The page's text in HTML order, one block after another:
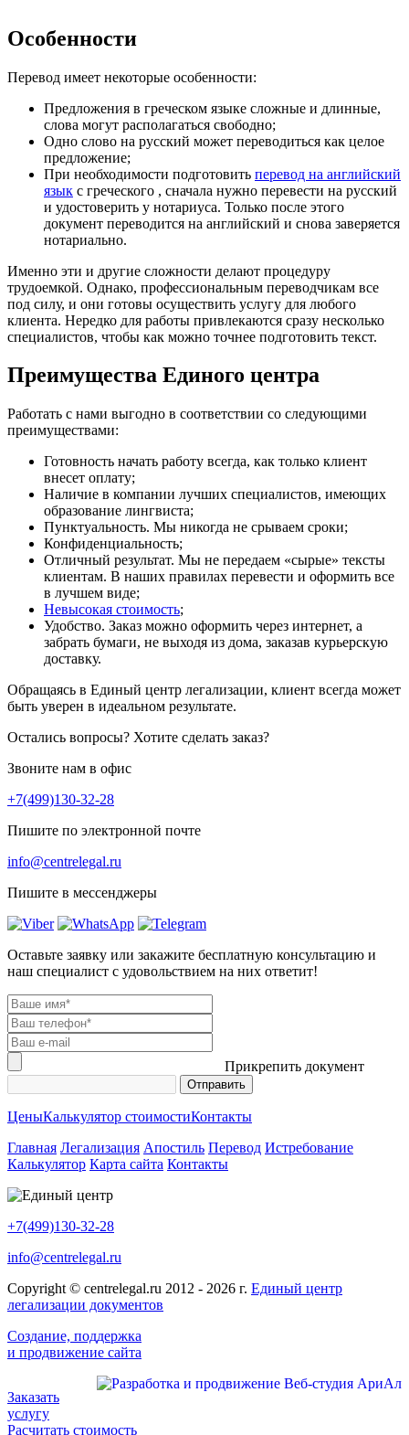
Особенности
Перевод имеет некоторые особенности:
Предложения в греческом языке сложные и длинные,
слова могут располагаться свободно;
Одно слово на русский может переводиться как целое
предложение;
При необходимости подготовить перевод на английский
язык с греческого , сначала нужно перевести на русский
и удостоверить у нотариуса. Только после этого
документ переводится на английский и снова заверяется
нотариально.
Именно эти и другие сложности делают процедуру
трудоемкой. Однако, профессиональным переводчикам все
под силу, и они готовы осуществить услугу для любого
клиента. Нередко для работы привлекаются сразу несколько
специалистов, чтобы как можно точнее подготовить текст.
Преимущества Единого центра
Работать с нами выгодно в соответствии со следующими
преимуществами:
Готовность начать работу всегда, как только клиент
внесет оплату;
Наличие в компании лучших специалистов, имеющих
образование лингвиста;
Пунктуальность. Мы никогда не срываем сроки;
Конфиденциальность;
Отличный результат. Мы не передаем «сырые» тексты
клиентам. В наших правилах перевести и оформить все
в лучшем виде;
Невысокая стоимость;
Удобство. Заказ можно оформить через интернет, а
забрать бумаги, не выходя из дома, заказав курьерскую
доставку.
Обращаясь в Единый центр легализации, клиент всегда может
быть уверен в идеальном результате.
Остались вопросы? Хотите сделать заказ?
Звоните нам в офис
+7(499)130-32-28
Пишите по электронной почте
info@centrelegal.ru
Пишите в мессенджеры
Оставьте заявку или закажите бесплатную консультацию и
наш специалист с удовольствием на них ответит!
Прикрепить документ
ЦеныКалькулятор стоимостиКонтакты
Главная Легализация Апостиль Перевод Истребование
Калькулятор Карта сайта Контакты
+7(499)130-32-28
info@centrelegal.ru
Copyright © centrelegal.ru 2012 - 2026 г. Единый центр
легализации документов
Создание, поддержка
и продвижение сайта
Заказать
услугу
Расчитать стоимость